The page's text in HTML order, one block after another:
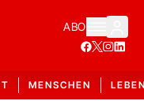
ABO
MENSCHEN